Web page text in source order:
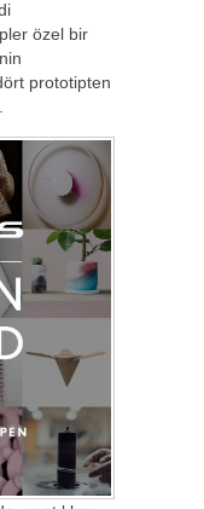
özel bir
prototipten